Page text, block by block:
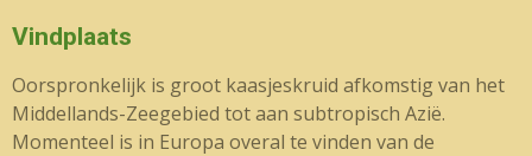
Vindplaats
Oorspronkelijk is groot kaasjeskruid afkomstig van het
Middellands-Zeegebied tot aan subtropisch Azië.
Momenteel is in Europa overal te vinden van de